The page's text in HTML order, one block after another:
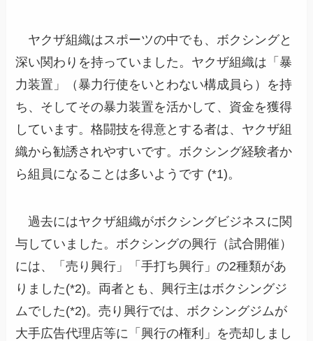
ヤクザ組織はスポーツの中でも、ボクシングと
深い関わりを持っていました。ヤクザ組織は「暴
力装置」（暴力行使をいとわない構成員ら）を持
ち、そしてその暴力装置を活かして、資金を獲得
しています。格闘技を得意とする者は、ヤクザ組
織から勧誘されやすいです。ボクシング経験者か
ら組員になることは多いようです (*1)。
過去にはヤクザ組織がボクシングビジネスに関
与していました。ボクシングの興行（試合開催）
には、「売り興行」「手打ち興行」の2種類があ
りました(*2)。両者とも、興行主はボクシングジ
ムでした(*2)。売り興行では、ボクシングジムが
大手広告代理店等に「興行の権利」を売却しまし